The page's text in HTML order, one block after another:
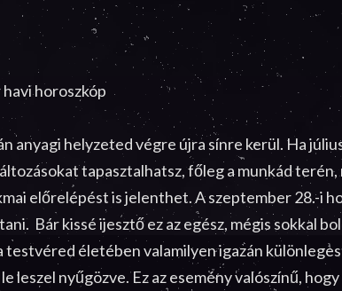
horoszkóp
anyagi helyzeted végre újra sínre kerül. Ha
tapasztalhatsz, főleg a munkád
előrelépést is jelenthet. A szeptember 28.-i
Bár kissé ijesztő ez az egész, mégis sokkal
testvéred életében valamilyen igazán
leszel nyűgözve. Ez az esemény valószínű,